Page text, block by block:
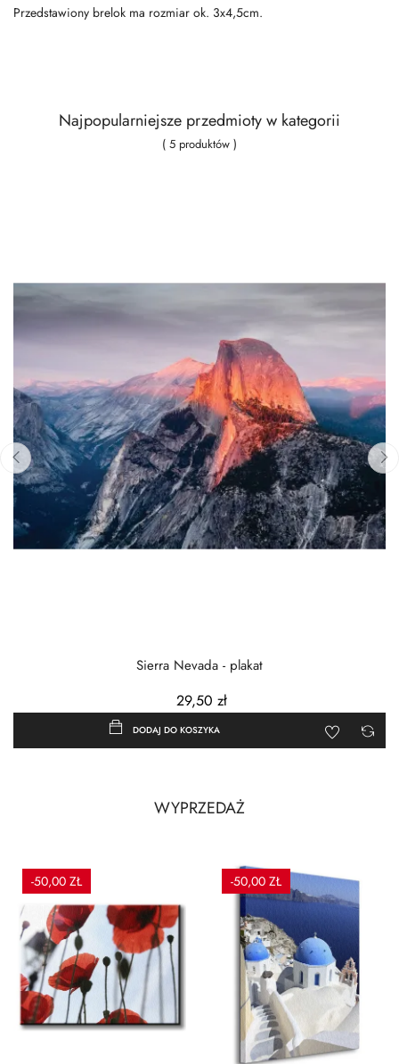
Przedstawiony brelok ma rozmiar ok. 3x4,5cm.
Najpopularniejsze przedmioty w kategorii
( 5 produktów )
Sierra Nevada - plakat
29,50 zł
DODAJ DO KOSZYKA
‹
WYPRZEDAŻ
-50,00 ZŁ -50,00 ZŁ